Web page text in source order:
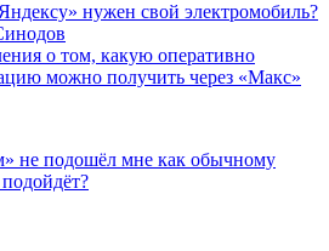
нужен свой электромобиль?
о том, какую оперативно
можно получить через «Макс»
не подошёл мне как обычному